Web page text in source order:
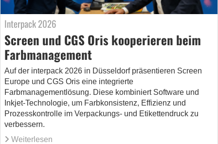
Interpack 2026
Screen und CGS Oris kooperieren beim
Farbmanagement
Auf der interpack 2026 in Düsseldorf präsentieren Screen
Europe und CGS Oris eine integrierte
Farbmanagementlösung. Diese kombiniert Software und
Inkjet-Technologie, um Farbkonsistenz, Effizienz und
Prozesskontrolle im Verpackungs- und Etikettendruck zu
verbessern.
Weiterlesen